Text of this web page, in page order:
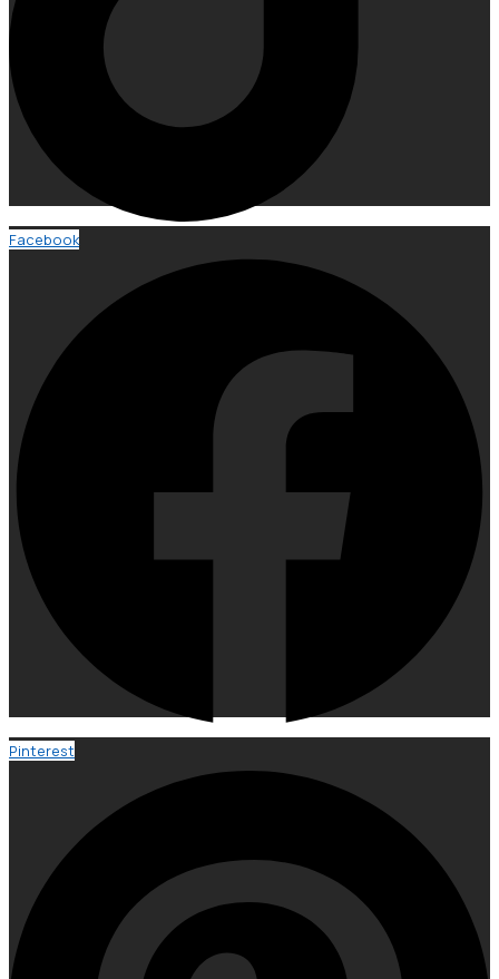
Facebook
Pinterest